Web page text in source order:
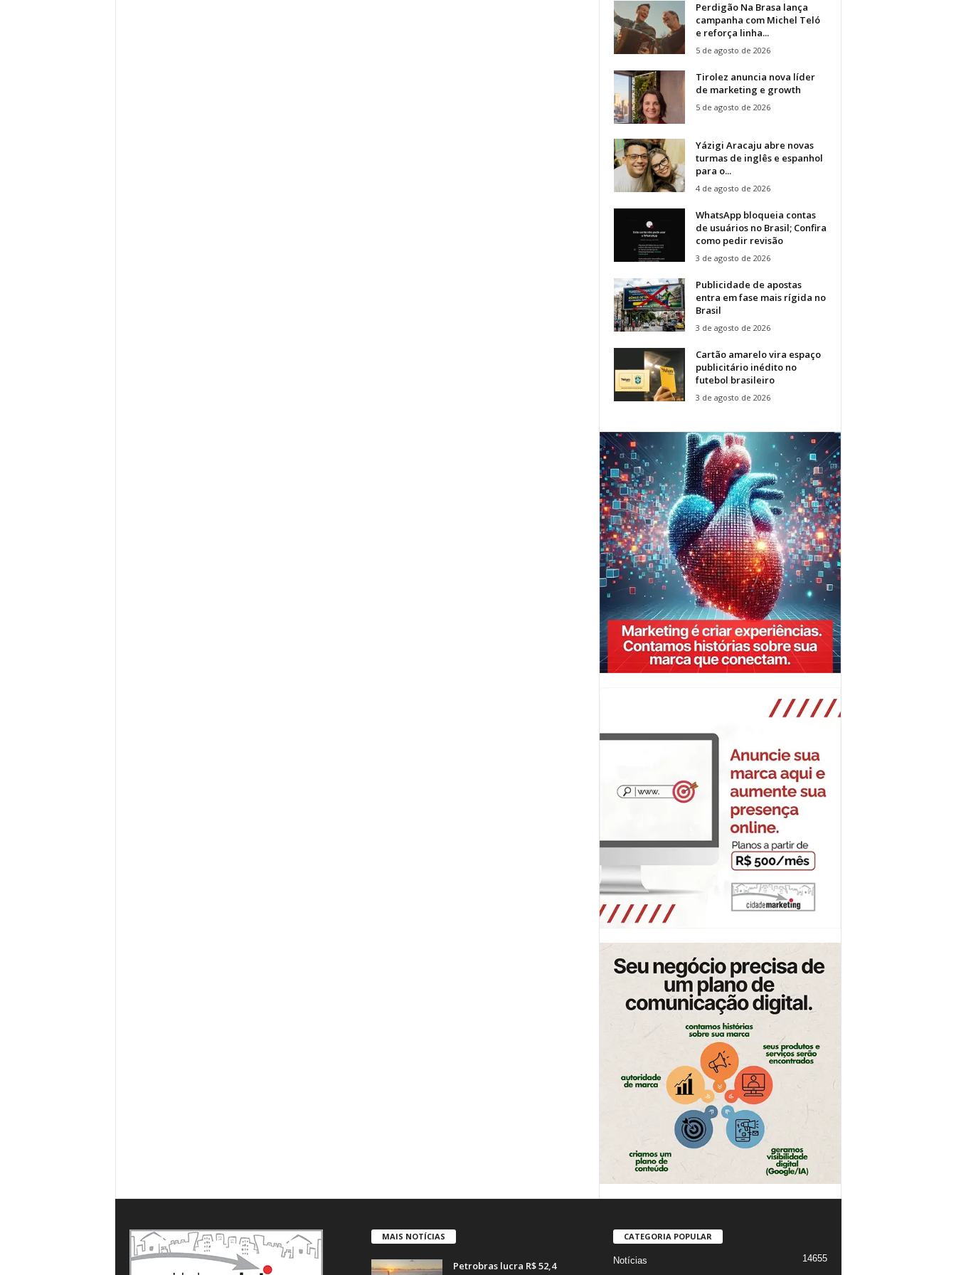
Perdigão Na Brasa lança
campanha com Michel Teló
e reforça linha...
5 de agosto de 2026
Tirolez anuncia nova líder
de marketing e growth
5 de agosto de 2026
Yázigi Aracaju abre novas
turmas de inglês e espanhol
para o...
4 de agosto de 2026
WhatsApp bloqueia contas
de usuários no Brasil; Confira
como pedir revisão
3 de agosto de 2026
Publicidade de apostas
entra em fase mais rígida no
Brasil
3 de agosto de 2026
Cartão amarelo vira espaço
publicitário inédito no
futebol brasileiro
3 de agosto de 2026
MAIS NOTÍCIAS
Petrobras lucra R$ 52,4
CATEGORIA POPULAR
Notícias
14655